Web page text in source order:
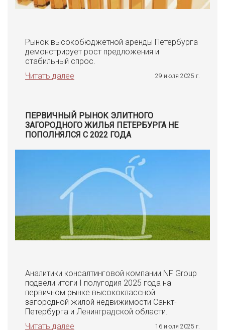
Рынок высокобюджетной аренды Петербурга
демонстрирует рост предложения и
стабильный спрос.
Читать далее
29 июля 2025 г.
ПЕРВИЧНЫЙ РЫНОК ЭЛИТНОГО
ЗАГОРОДНОГО ЖИЛЬЯ ПЕТЕРБУРГА НЕ
ПОПОЛНЯЛСЯ С 2022 ГОДА
Аналитики консалтинговой компании NF Group
подвели итоги I полугодия 2025 года на
первичном рынке высококлассной
загородной жилой недвижимости Санкт-
Петербурга и Ленинградской области.
Читать далее
16 июля 2025 г.